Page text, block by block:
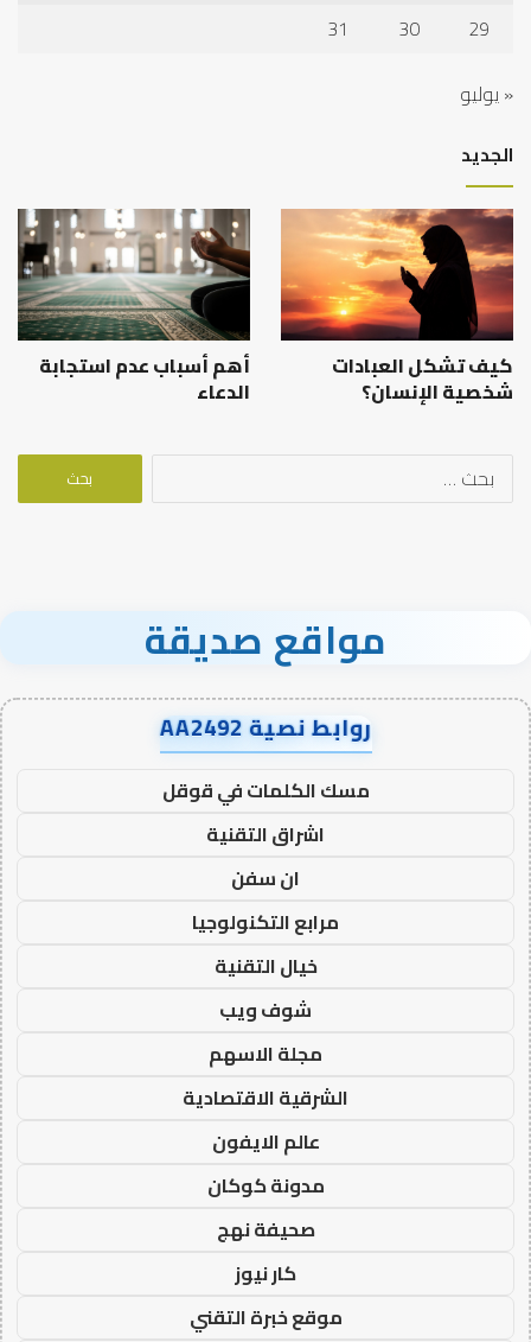
29
30
31
« يوليو
الجديد
كيف تشكل العبادات
شخصية الإنسان؟
أهم أسباب عدم استجابة
الدعاء
البحث
مواقع صديقة
روابط نصية AA2492
مسك الكلمات في قوقل
اشراق التقنية
ان سفن
مرابع التكنولوجيا
خيال التقنية
شوف ويب
مجلة الاسهم
الشرقية الاقتصادية
عالم الايفون
مدونة كوكان
صحيفة نهج
كار نيوز
موقع خبرة التقني